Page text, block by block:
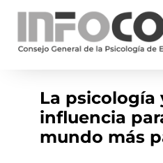
La psicología
influencia
mundo más